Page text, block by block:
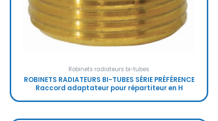
Robinets radiateurs bi-tubes
ROBINETS RADIATEURS BI-TUBES SÉRIE PRÉFÉRENCE
Raccord adaptateur pour répartiteur en H